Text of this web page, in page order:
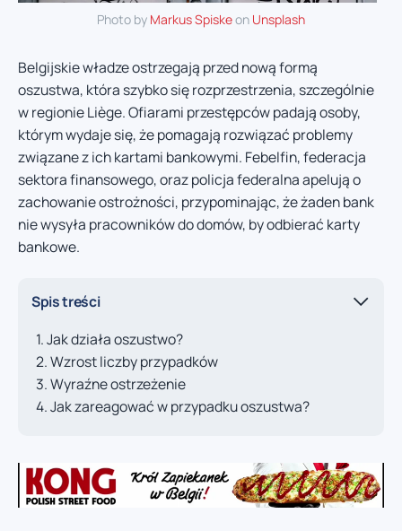
Photo by Markus Spiskeon Unsplash
Belgijskie władze ostrzegają przed nową formą
oszustwa, która szybko się rozprzestrzenia, szczególnie
w regionie Liège. Ofiarami przestępców padają osoby,
którym wydaje się, że pomagają rozwiązać problemy
związane z ich kartami bankowymi. Febelfin, federacja
sektora finansowego, oraz policja federalna apelują o
zachowanie ostrożności, przypominając, że żaden bank
nie wysyła pracowników do domów, by odbierać karty
bankowe.
Spis treści
Jak działa oszustwo?
Wzrost liczby przypadków
Wyraźne ostrzeżenie
Jak zareagować w przypadku oszustwa?